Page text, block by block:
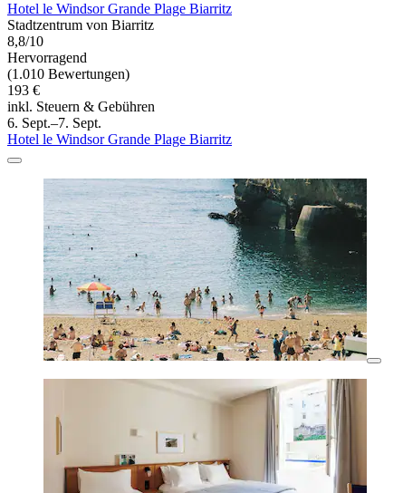
Hotel le Windsor Grande Plage Biarritz
Stadtzentrum von Biarritz
8,8/10
Hervorragend
(1.010 Bewertungen)
193 €
inkl. Steuern & Gebühren
6. Sept.–7. Sept.
Hotel le Windsor Grande Plage Biarritz